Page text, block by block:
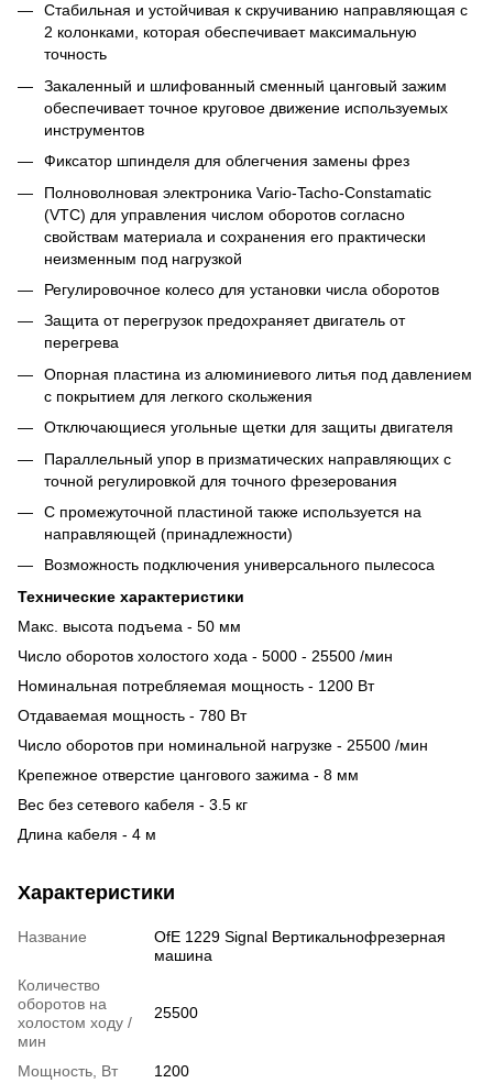
Стабильная и устойчивая к скручиванию направляющая с
2 колонками, которая обеспечивает максимальную
точность
Закаленный и шлифованный сменный цанговый зажим
обеспечивает точное круговое движение используемых
инструментов
Фиксатор шпинделя для облегчения замены фрез
Полноволновая электроника Vario-Tacho-Constamatic
(VTC) для управления числом оборотов согласно
свойствам материала и сохранения его практически
неизменным под нагрузкой
Регулировочное колесо для установки числа оборотов
Защита от перегрузок предохраняет двигатель от
перегрева
Опорная пластина из алюминиевого литья под давлением
с покрытием для легкого скольжения
Отключающиеся угольные щетки для защиты двигателя
Параллельный упор в призматических направляющих с
точной регулировкой для точного фрезерования
С промежуточной пластиной также используется на
направляющей (принадлежности)
Возможность подключения универсального пылесоса
Технические характеристики
Макс. высота подъема - 50 мм
Число оборотов холостого хода - 5000 - 25500 /мин
Номинальная потребляемая мощность - 1200 Вт
Отдаваемая мощность - 780 Вт
Число оборотов при номинальной нагрузке - 25500 /мин
Крепежное отверстие цангового зажима - 8 мм
Вес без сетевого кабеля - 3.5 кг
Длина кабеля - 4 м
Характеристики
Название
OfE 1229 Signal Вертикальнофрезерная
машина
Количество
оборотов на
холостом ходу /
мин
25500
Мощность, Вт
1200